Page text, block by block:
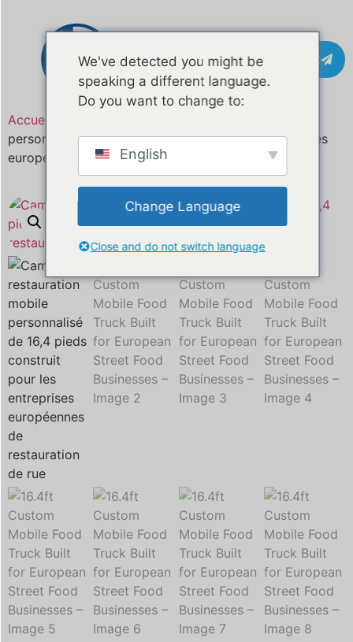
Contact
Accueil
personnalisé de 16,4 pieds conçu pour les entreprises
européennes de restauration de rue
We've detected you might be
speaking a different language.
Do you want to change to:
English
Change Language
Close and do not switch language